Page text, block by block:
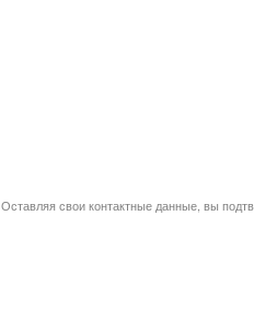
Оставляя свои контактные данные, вы